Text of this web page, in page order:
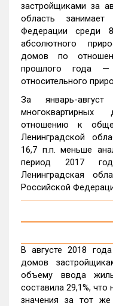
застройщиками за
область
Федерации среди
абсолютного
домов по
прошлого года
относительного
За январь-
отношению к
Ленинградской
16,7 п.п. меньше
период 2017
Ленинградская
Российской
В августе 2018
домов
объему ввода
составила 29,1%, что
значения за тот